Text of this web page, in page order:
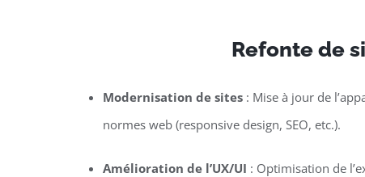
Refonte de
Modernisation de sites: Mise à jour de
normes web (responsive design, SEO, etc.).
Amélioration de l’UX/UI : Optimisation de